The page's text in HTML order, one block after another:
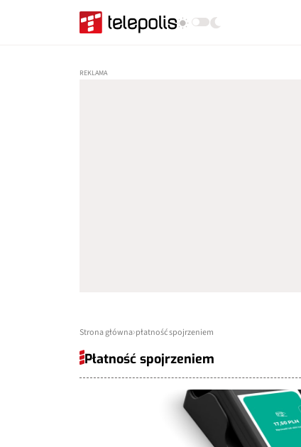
Strona główna płatność spojrzeniem
Płatność spojrzeniem